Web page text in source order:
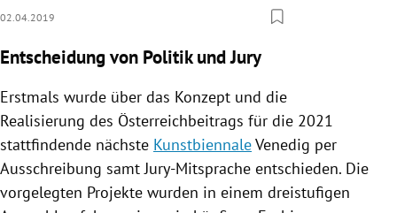
02.04.2019
Entscheidung von Politik und Jury
Erstmals wurde über das Konzept und die
Realisierung des Österreichbeitrags für die 2021
stattfindende nächste KunstbiennaleVenedig per
Ausschreibung samt Jury-Mitsprache entschieden. Die
vorgelegten Projekte wurden in einem dreistufigen